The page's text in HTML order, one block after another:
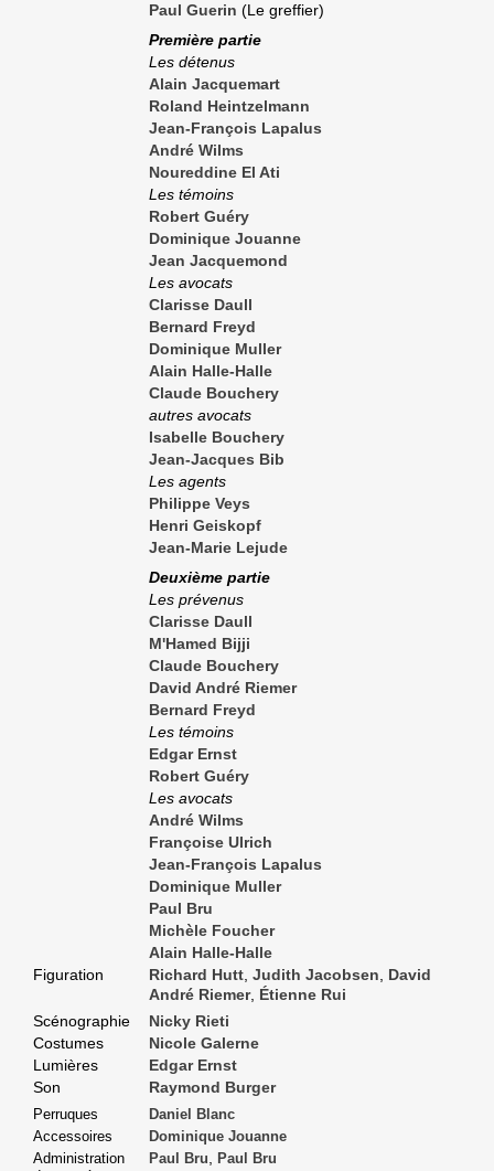
Paul Guerin (Le greffier)
Première partie
Les détenus
Alain Jacquemart
Roland Heintzelmann
Jean-François Lapalus
André Wilms
Noureddine El Ati
Les témoins
Robert Guéry
Dominique Jouanne
Jean Jacquemond
Les avocats
Clarisse Daull
Bernard Freyd
Dominique Muller
Alain Halle-Halle
Claude Bouchery
autres avocats
Isabelle Bouchery
Jean-Jacques Bib
Les agents
Philippe Veys
Henri Geiskopf
Jean-Marie Lejude
Deuxième partie
Les prévenus
Clarisse Daull
M'Hamed Bijji
Claude Bouchery
David André Riemer
Bernard Freyd
Les témoins
Edgar Ernst
Robert Guéry
Les avocats
André Wilms
Françoise Ulrich
Jean-François Lapalus
Dominique Muller
Paul Bru
Michèle Foucher
Alain Halle-Halle
Figuration
Richard Hutt Judith Jacobsen
David
André Riemer, Étienne Rui
Scénographie
Nicky Rieti
Costumes
Nicole Galerne
Lumières
Edgar Ernst
Son
Raymond Burger
Perruques
Daniel Blanc
Accessoires
Dominique Jouanne
Administration
Paul Bru Paul Bru